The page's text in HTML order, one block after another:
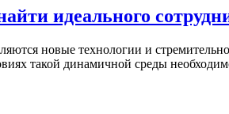
идеального
новые технологии и
такой динамичной среды